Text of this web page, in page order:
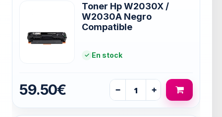
Toner Hp W2030X /
W2030A Negro
Compatible
En stock
59.50€ − +